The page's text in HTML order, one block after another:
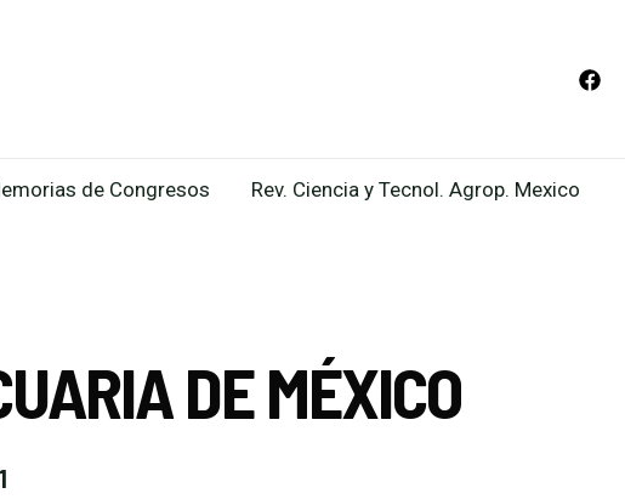
de Congresos Rev. Ciencia y Tecnol. Agrop. Mexico
DE MÉXICO